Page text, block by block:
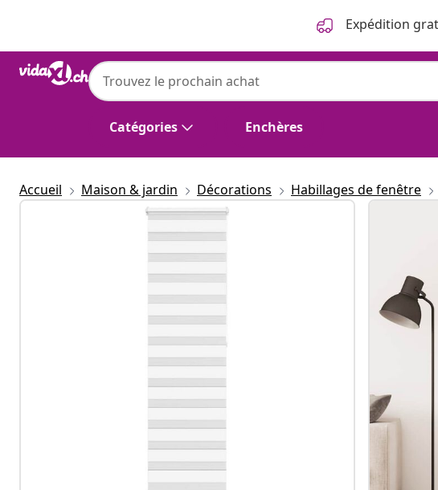
Expédition
Catégories Enchères
Accueil Maison & jardin Décorations Habillages de fenêtre